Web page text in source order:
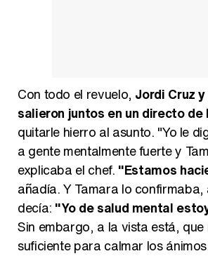
Con todo el revuelo, Jordi Cruz
salieron juntos en un directo de
quitarle hierro al asunto. "Yo le
a gente mentalmente fuerte y
explicaba el chef. "Estamos
añadía. Y Tamara lo
decía: "Yo de salud mental
Sin embargo, a la vista está, que
suficiente para calmar los